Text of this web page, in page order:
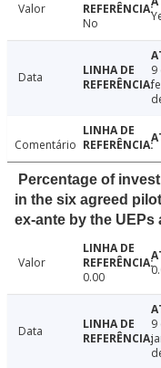
Valor
No
Data
9
Comentário
Percentage of
in the six agreed
ex-ante by the
Valor
0.00
Data
9